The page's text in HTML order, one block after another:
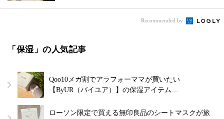
Recommended by
「保湿」の人気記事
Qoo10メガ割でアラフォーママが買いたい
【ByUR（バイユア）】の保湿アイテム…
ローソン限定で買える無印良品のシートマスクが旅